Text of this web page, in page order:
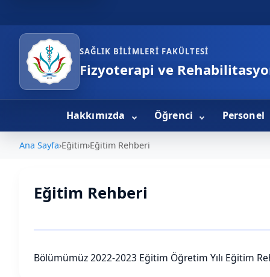
SAĞLIK BILIMLERI FAKÜLTESI
Fizyoterapi ve
Hakkımızda Öğrenci Personel
Ana Sayfa›Eğitim›Eğitim Rehberi
Eğitim Rehberi
Bölümümüz 2022-2023 Eğitim Öğretim Yılı Eğitim